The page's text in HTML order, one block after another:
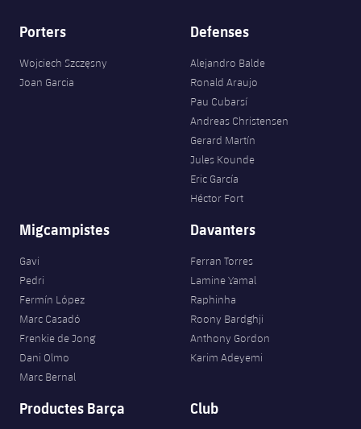
Història
Infantil
Atletisme
plusicon
més
Actualitat
Bàsquet en cadira de rodes
plusicon
més
Resultats
Calendari
Classificació
Agenda
Rugby
plusicon
més
Actualitat
Jugadors
Calendari
Voleibol
plusicon
més
Notícies
Voleibol masculí
Apunta't a les amateurs
Porters
Wojciech Szczęsny
Joan Garcia
Defenses
Alejandro Balde
Ronald Araujo
Pau Cubarsí
Andreas Christensen
Gerard Martín
Jules Kounde
Eric García
Héctor Fort
Migcampistes
Gavi
Pedri
Fermín López
Marc Casadó
Frenkie de Jong
Dani Olmo
Marc Bernal
Davanters
Ferran Torres
Lamine Yamal
Raphinha
Roony Bardghji
Anthony Gordon
Karim Adeyemi
Productes Barça Club